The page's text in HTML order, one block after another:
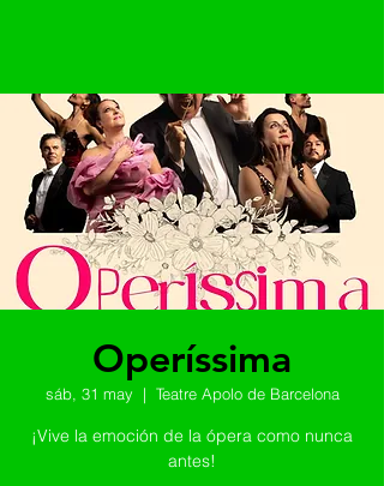
Operíssima
sáb, 31 may
  |
Teatre Apolo de Barcelona
¡Vive la emoción de la ópera como nunca
antes!